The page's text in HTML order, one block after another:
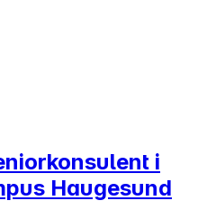
i
Haugesund